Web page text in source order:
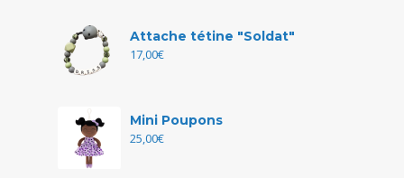
Attache tétine "Soldat"
17,00€
Mini Poupons
25,00€